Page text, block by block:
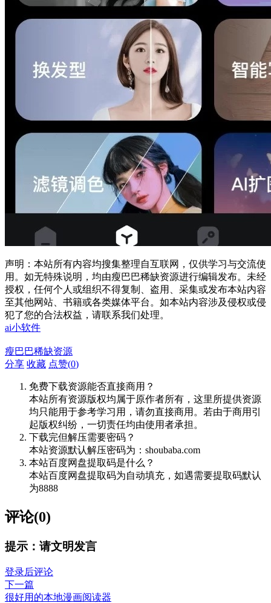
声明：本站所有内容均搜集整理自互联网，仅供学习与交流使
用。如无特殊说明，均由瘦巴巴稀缺资源进行编辑发布。未经
授权，任何个人或组织不得复制、盗用、采集或发布本站内容
至其他网站、书籍或各类媒体平台。如本站内容涉及侵权或侵
犯了您的合法权益，请联系我们处理。
ai小软件
瘦巴巴稀缺资源
分享 收藏 点赞(0)
免费下载资源能否直接商用？
本站所有资源版权均属于原作者所有，这里所提供资源
均只能用于参考学习用，请勿直接商用。若由于商用引
起版权纠纷，一切责任均由使用者承担。
下载完但解压需要密码？
本站资源默认解压密码为：shoubaba.com
本站百度网盘提取码是什么？
本站百度网盘提取码为自动填充，如遇需要提取码默认
为8888
评论(0)
提示：请文明发言
登录后评论
下一篇
很好用的本地漫画阅读器